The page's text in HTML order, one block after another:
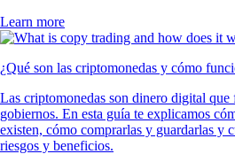
Learn more
¿Qué son las criptomonedas y cómo
Las criptomonedas son dinero digital que
gobiernos. En esta guía te explicamos
existen, cómo comprarlas y guardarlas y
riesgos y beneficios.